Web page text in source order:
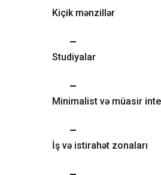
Kiçik mənzillər
Studiyalar
Minimalist və müasir
İş və istirahət zonaları